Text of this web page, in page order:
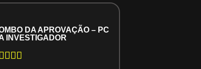
DA APROVAÇÃO – PC
INVESTIGADOR